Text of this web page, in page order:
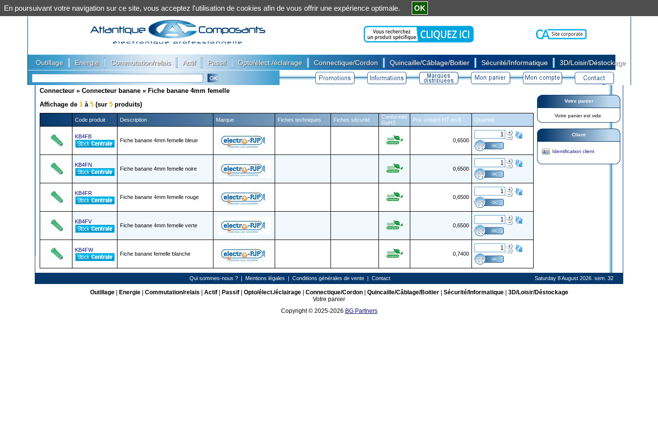
Outillage Energie Commutation/relais Actif Passif Opto/élect./éclairage Connectique/Cordon Quincaille/Câblage/Boitier Sécurité/Informatique 3D/Loisir/Déstockage
Connecteur » Connecteur banane » Fiche banane 4mm femelle
Affichage de 1 à 5 (sur 5 produits)
Code produit Description Marque Fiches techniques Fiches sécurité
Conformité
RoHS
Prix unitaire HT en € Quantité
KB4FB
Fiche banane 4mm femelle bleue 0,6500
KB4FN
Fiche banane 4mm femelle noire 0,6500
KB4FR
Fiche banane 4mm femelle rouge 0,6500
KB4FV
Fiche banane 4mm femelle verte 0,6500
KB4FW
Fiche banane femelle blanche 0,7400
Votre panier
Votre panier est vide.
Client
Identification client
Qui sommes-nous ?| Mentions légales | Conditions générales de vente| Contact Saturday 8 August 2026. sem. 32
Outillage| Energie| Commutation/relais Actif| Passif| Opto/élect./éclairage| Connectique/Cordon| Quincaille/Câblage/Boitier| Sécurité/Informatique| 3D/Loisir/Déstockage
Votre panier
Copyright © 2025-2026 BG Partners
En poursuivant votre navigation sur ce site, vous acceptez l'utilisation de cookies afin de vous offrir une expérience optimale. OK